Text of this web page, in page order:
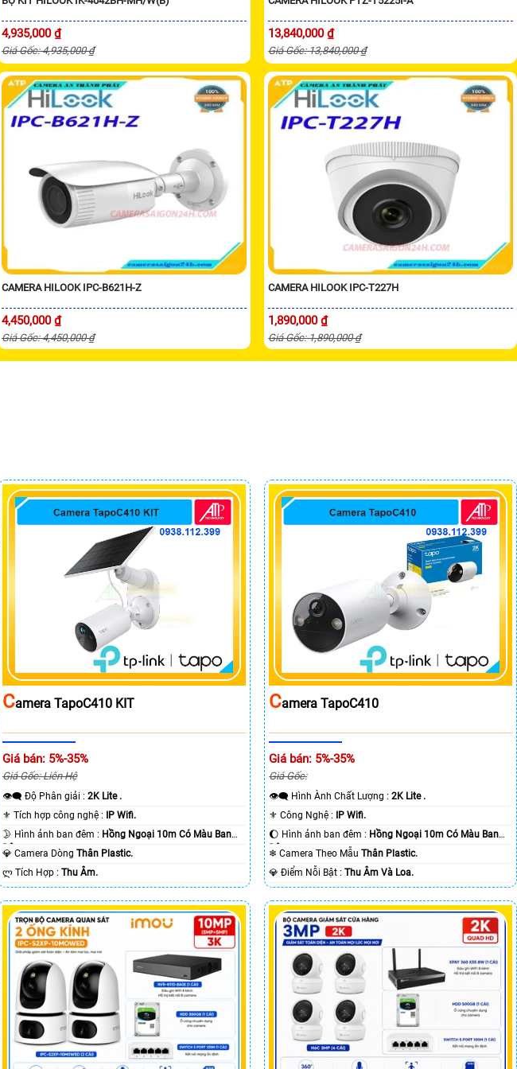
4,935,000 ₫
Giá Gốc: 4,935,000 ₫
13,840,000 ₫
Giá Gốc: 13,840,000 ₫
CAMERA HILOOK IPC-B621H-Z
4,450,000 ₫
Giá Gốc: 4,450,000 ₫
CAMERA HILOOK IPC-T227H
1,890,000 ₫
Giá Gốc: 1,890,000 ₫
CAmera TapoC410 KIT
Giá bán: 5%-35%
Giá Gốc: Liên Hệ
👁️‍🗨 Độ Phân giải : 2K Lite .
⚜️ Tích hợp công nghệ :
IP Wifi.
🌛 Hình ảnh ban đêm : Hồng Ngoại 10m Có Màu Ban
Ðêm.💎 Camera Dòng Thân Plastic.
️ლ Tích Hợp : Thu Âm.
CAmera TapoC410
Giá bán: 5%-35%
Giá Gốc:
👁️‍🗨 Hình Ành Chất Lượng :2K Lite .
⚜️ Công Nghệ :
IP Wifi.
🌔 Hình ảnh ban đêm : Hồng Ngoại 10m Có Màu Ban
Ðêm.❄ Camera Theo MẫuThân Plastic.
️💎 Điểm Nỗi Bật :Thu Âm Và Loa.